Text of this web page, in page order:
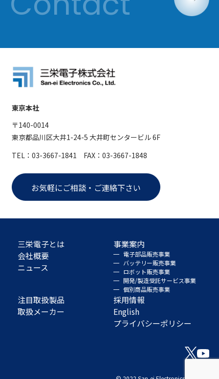
東京本社
〒140-0014
東京都品川区大井1-24-5 大井町センタービル 6F
TEL：03-3667-1841 FAX：03-3667-1848
お気軽にご相談・ご連絡下さい
三栄電子とは
会社概要
ニュース
事業案内
電子部品販売事業
バッテリー販売事業
ロボット販売事業
開発/製造受託サービス事業
個別商品販売事業
注目取扱製品
取扱メーカー
採用情報
English
プライバシーポリシー